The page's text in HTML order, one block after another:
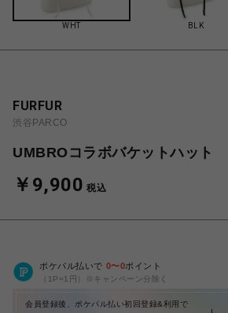
WHT BLK
FURFUR
渋谷PARCO
UMBROコラボバケットハット
￥9,900 税込
ポケパル払いで 0〜0ポイント
（1P=1円）※キャンペーン分除く
会員登録後、ポケパル払い初回登録&利用で